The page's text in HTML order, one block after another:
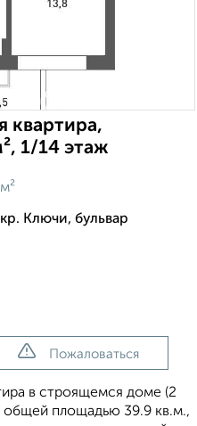
квартира,
1/14 этаж
Ключи, бульвар
Пожаловаться
в строящемся доме (2
общей площадью 39.9 кв.м.,